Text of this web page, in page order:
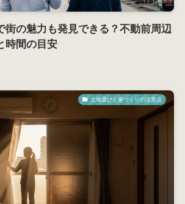
街の魅力も発見できる？不動前周辺
時間の目安
土地選びと家づくりの注意点